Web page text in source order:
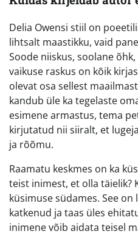
Delia Owensi stiil on
lihtsalt maastikku, vaid
Soode niiskus, soolane
vaikuse raskus on kõik
olevat osa sellest
kandub üle ka tegelaste
esimene armastus, tema
kirjutatud nii siiralt, et
ja rõõmu.
Raamatu keskmes on ka
teist inimest, et olla täielik?
küsimuse südames. See
katkenud ja taas üles
inimene võib aidata teisel